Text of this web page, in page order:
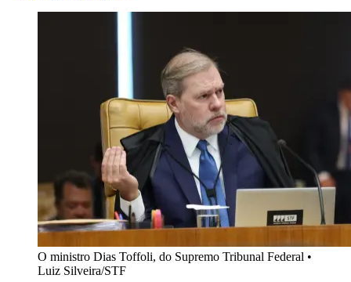
O ministro Dias Toffoli, do Supremo Tribunal Federal •
Luiz Silveira/STF